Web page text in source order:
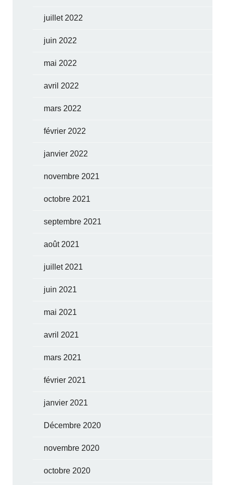
juillet 2022
juin 2022
mai 2022
avril 2022
mars 2022
février 2022
janvier 2022
novembre 2021
octobre 2021
septembre 2021
août 2021
juillet 2021
juin 2021
mai 2021
avril 2021
mars 2021
février 2021
janvier 2021
Décembre 2020
novembre 2020
octobre 2020